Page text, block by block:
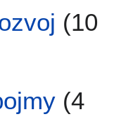
(10
(4